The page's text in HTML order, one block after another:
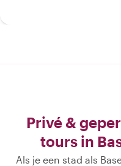
Privé &
tours in
Als je een stad als